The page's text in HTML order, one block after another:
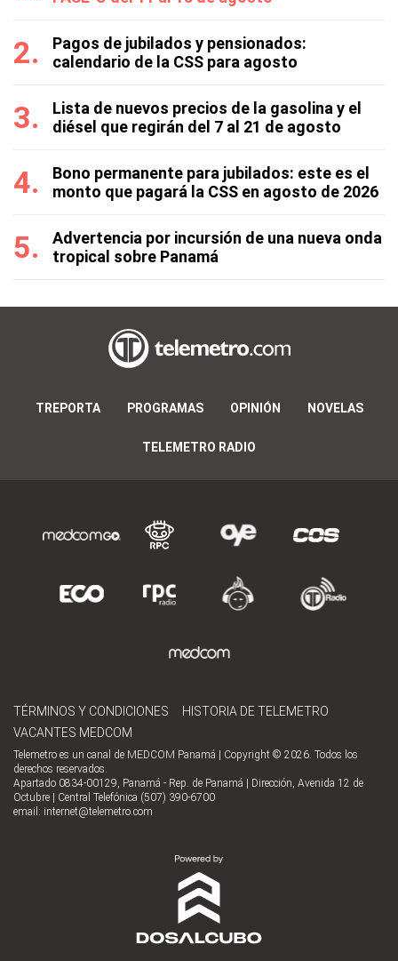
Pagos de jubilados y pensionados:
calendario de la CSS para agosto
Lista de nuevos precios de la gasolina y el
diésel que regirán del 7 al 21 de agosto
Bono permanente para jubilados: este es el
monto que pagará la CSS en agosto de 2026
Advertencia por incursión de una nueva onda
tropical sobre Panamá
TREPORTA PROGRAMAS OPINIÓN NOVELAS
TELEMETRO RADIO
TÉRMINOS Y CONDICIONES
HISTORIA DE TELEMETRO
VACANTES MEDCOM
Telemetro es un canal de MEDCOM Panamá | Copyright © 2026. Todos los
derechos reservados.
Apartado 0834-00129, Panamá - Rep. de Panamá | Dirección, Avenida 12 de
Octubre | Central Telefónica (507) 390-6700
email: internet@telemetro.com